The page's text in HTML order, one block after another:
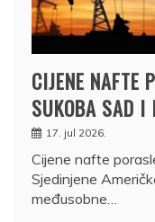
CIJENE NAFTE
SUKOBA SAD I
17. jul 2026.
Cijene nafte
Sjedinjene
međusobne…